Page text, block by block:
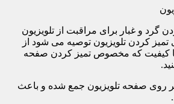
گرد و غبار برای مراقبت از تلویزیون
کردن تلویزیون توصیه می شود از
کیفیت که مخصوص تمیز کردن صفحه
روی صفحه تلویزیون جمع شده و باعث